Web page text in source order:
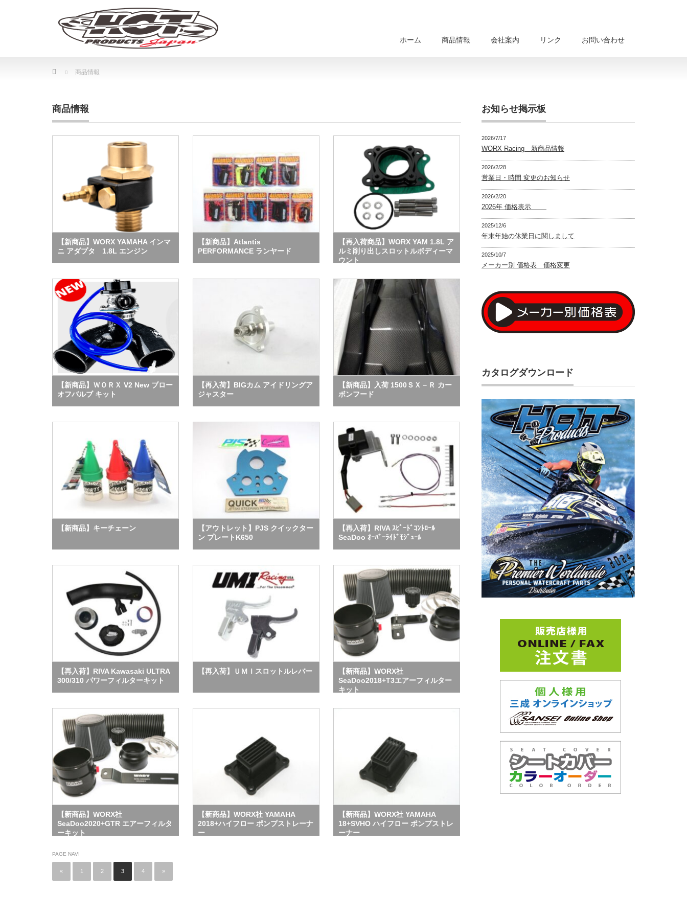
ホーム 商品情報 会社案内 リンク お問い合わせ
Home 商品情報
商品情報
【新商品】WORX YAMAHA インマ
ニ アダプタ 1.8L エンジン
【新商品】Atlantis
PERFORMANCE ランヤード
【再入荷商品】WORX YAM 1.8L ア
ルミ削り出しスロットルボディーマ
ウント
【新商品】ＷＯＲＸ V2 New ブロー
オフバルブ キット
【再入荷】BIGカム アイドリングア
ジャスター
【新商品】入荷 1500ＳＸ－Ｒ カー
ボンフード
【新商品】キーチェーン
【アウトレット】PJS クイックター
ン プレートK650
【再入荷】RIVA ｽﾋﾟｰﾄﾞｺﾝﾄﾛｰﾙ
SeaDoo ｵｰﾊﾞｰﾗｲﾄﾞﾓｼﾞｭｰﾙ
【再入荷】RIVA Kawasaki ULTRA
300/310 パワーフィルターキット
【再入荷】ＵＭＩスロットルレバー
【新商品】WORX社
SeaDoo2018+T3エアーフィルター
キット
【新商品】WORX社
SeaDoo2020+GTR エアーフィルタ
ーキット
【新商品】WORX社 YAMAHA
2018+ハイフロー ポンプストレーナ
ー
【新商品】WORX社 YAMAHA
18+SVHO ハイフロー ポンプストレ
ーナー
PAGE NAVI
« 1 2 3 4 »
お知らせ掲示板
2026/7/17
WORX Racing 新商品情報
2026/2/28
営業日・時間 変更のお知らせ
2026/2/20
2026年 価格表示
2025/12/6
年末年始の休業日に関しまして
2025/10/7
メーカー別 価格表 価格変更
カタログダウンロード